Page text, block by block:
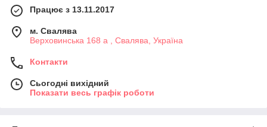
Працює з 13.11.2017
м. Свалява
Верховинська 168 а , Свалява, Україна
Контакти
Сьогодні вихідний
Показати весь графік роботи